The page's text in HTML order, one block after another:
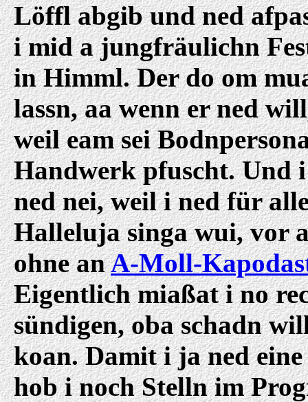
Löffl abgib und ned
i mid a jungfräulichn
in Himml. Der do om
lassn, aa wenn er ned
weil eam sei
Handwerk pfuscht. Und
ned nei, weil i ned für
Halleluja singa wui, vor
ohne anA-Moll-
Eigentlich miaßat i no
sündigen, oba schadn
koan. Damit i ja ned
hob i noch Stelln im